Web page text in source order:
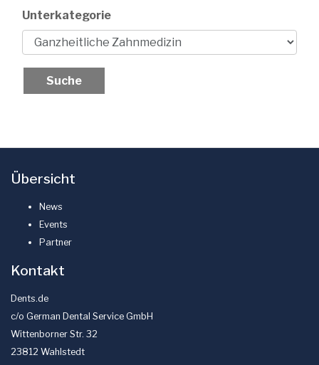
Unterkategorie
Übersicht
News
Events
Partner
Kontakt
Dents.de
c/o German Dental Service GmbH
Wittenborner Str. 32
23812 Wahlstedt